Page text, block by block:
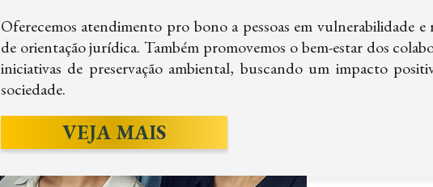
Oferecemos atendimento pro bono a pessoas em vulnerabilidade e
de orientação jurídica. Também promovemos o bem-estar dos
iniciativas de preservação ambiental, buscando um impacto
sociedade.
VEJA MAIS